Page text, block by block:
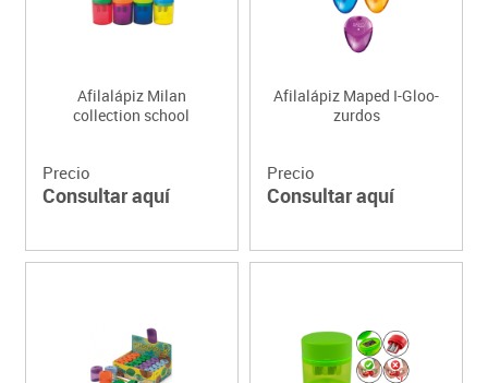
Afilalápiz Milan
collection school
Precio
Consultar aquí
Afilalápiz Maped I-Gloo-
zurdos
Precio
Consultar aquí